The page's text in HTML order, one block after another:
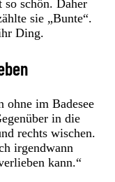
schön. Daher
sie „Bunte“.
Ding.
ohne im Badesee
in die
rechts wischen.
irgendwann
kann.“